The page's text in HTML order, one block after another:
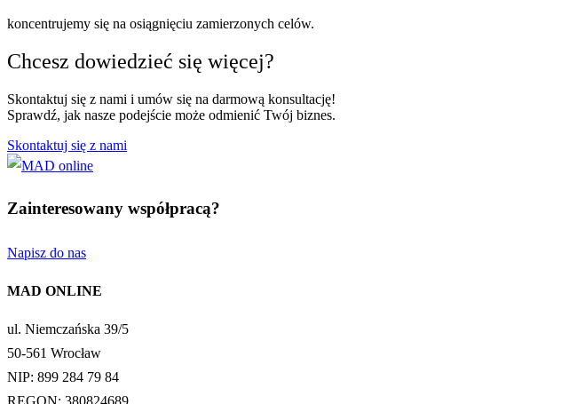
koncentrujemy się na osiągnięciu zamierzonych celów.
Chcesz dowiedzieć się więcej?
Skontaktuj się z nami i umów się na darmową konsultację!
Sprawdź, jak nasze podejście może odmienić Twój biznes.
Skontaktuj się z nami
Zainteresowany współpracą?
Napisz do nas
MAD ONLINE
ul. Niemczańska 39/5
50-561 Wrocław
NIP: 899 284 79 84
REGON: 380824689